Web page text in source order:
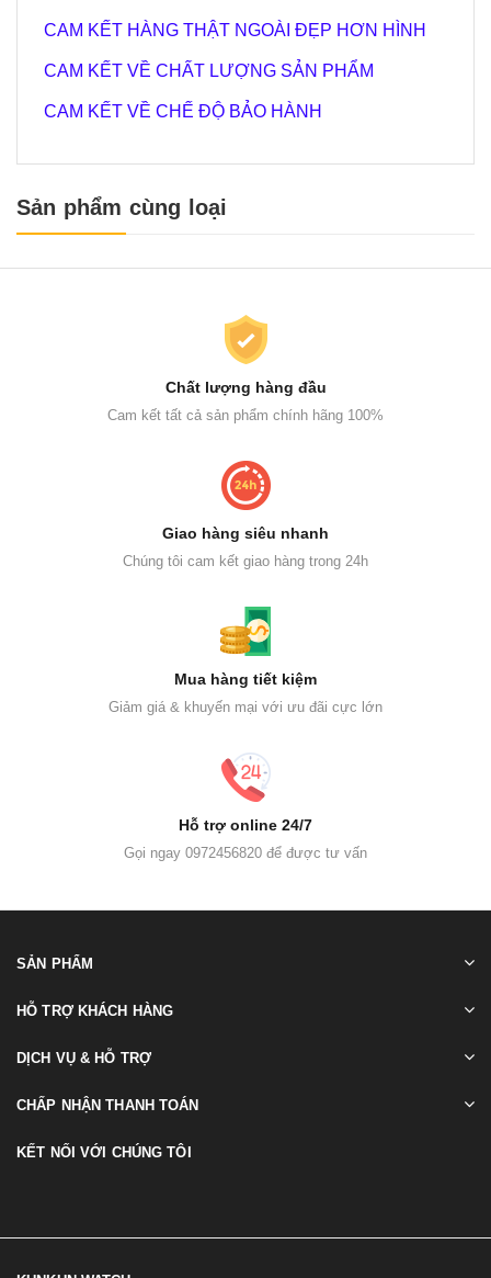
CAM KẾT HÀNG THẬT NGOÀI ĐẸP HƠN HÌNH
CAM KẾT VỀ CHẤT LƯỢNG SẢN PHẨM
CAM KẾT VỀ CHẾ ĐỘ BẢO HÀNH
Sản phẩm cùng loại
Chất lượng hàng đầu
Cam kết tất cả sản phẩm chính hãng 100%
Giao hàng siêu nhanh
Chúng tôi cam kết giao hàng trong 24h
Mua hàng tiết kiệm
Giảm giá & khuyến mại với ưu đãi cực lớn
Hỗ trợ online 24/7
Gọi ngay 0972456820 để được tư vấn
SẢN PHẨM
HỖ TRỢ KHÁCH HÀNG
DỊCH VỤ & HỖ TRỢ
CHẤP NHẬN THANH TOÁN
KẾT NỐI VỚI CHÚNG TÔI